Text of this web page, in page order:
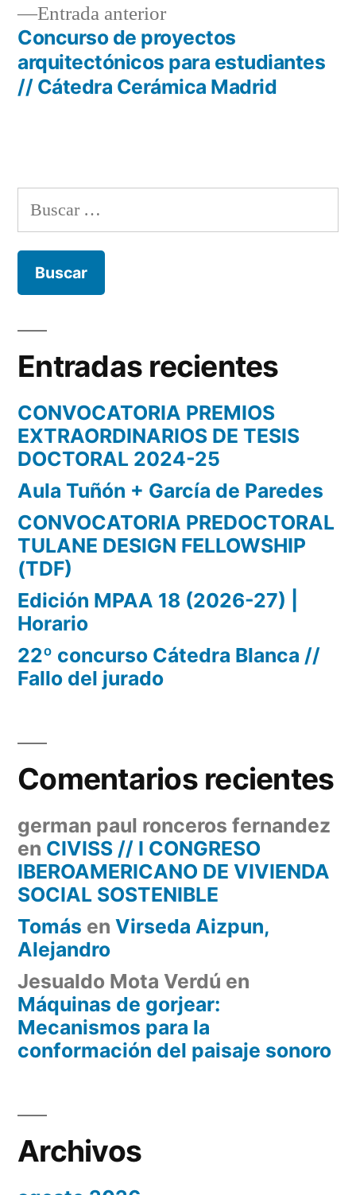
entradas
Entrada anteriorEntrada
anterior:
Concurso de proyectos
arquitectónicos para estudiantes
// Cátedra Cerámica Madrid
Buscar:
Entradas recientes
CONVOCATORIA PREMIOS
EXTRAORDINARIOS DE TESIS
DOCTORAL 2024-25
Aula Tuñón + García de Paredes
CONVOCATORIA PREDOCTORAL
TULANE DESIGN FELLOWSHIP
(TDF)
Edición MPAA 18 (2026-27) |
Horario
22º concurso Cátedra Blanca //
Fallo del jurado
Comentarios recientes
german paul ronceros fernandez
en CIVISS // I CONGRESO
IBEROAMERICANO DE VIVIENDA
SOCIAL SOSTENIBLE
Tomás en Virseda Aizpun,
Alejandro
Jesualdo Mota Verdú en
Máquinas de gorjear:
Mecanismos para la
conformación del paisaje sonoro
Archivos